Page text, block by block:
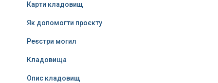
Карти кладовищ
Як допомогти проєкту
Реєстри могил
Кладовища
Опис кладовищ